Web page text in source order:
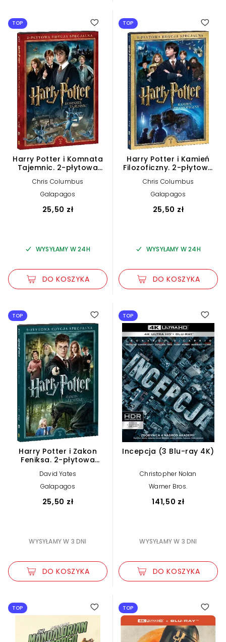
TOP
Harry Potter i Komnata
Tajemnic. 2-płytowa
DVD)
Chris Columbus
Galapagos
25,50 zł
WYSYŁAMY W 24H
DO KOSZYKA
TOP
Harry Potter i Kamień
Filozoficzny. 2-płytowa
DVD)
Chris Columbus
Galapagos
25,50 zł
WYSYŁAMY W 24H
DO KOSZYKA
TOP
Harry Potter i Zakon
Feniksa. 2-płytowa
DVD)
David Yates
Galapagos
25,50 zł
WYSYŁAMY W 3 DNI
DO KOSZYKA
TOP
Incepcja (3 Blu-ray 4K)
Christopher Nolan
Warner Bros.
141,50 zł
WYSYŁAMY W 3 DNI
DO KOSZYKA
TOP TOP